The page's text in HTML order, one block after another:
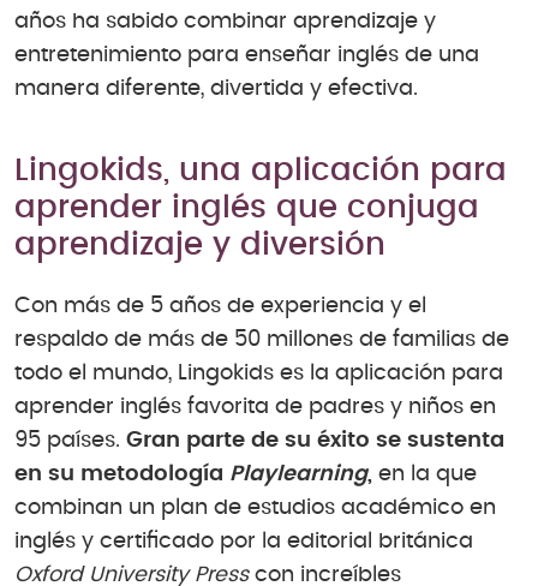
años ha sabido combinar aprendizaje y
entretenimiento para enseñar inglés de una
manera diferente, divertida y efectiva.
Lingokids, una aplicación para
aprender inglés que conjuga
aprendizaje y diversión
Con más de 5 años de experiencia y el
respaldo de más de 50 millones de familias de
todo el mundo, Lingokids es la aplicación para
aprender inglés favorita de padres y niños en
95 países. Gran parte de su éxito se sustenta
en su metodología Playlearning, en la que
combinan un plan de estudios académico en
inglés y certificado por la editorial británica
Oxford University Presscon increíbles